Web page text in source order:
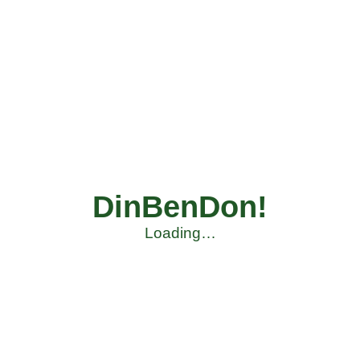
DinBenDon!
Loading…